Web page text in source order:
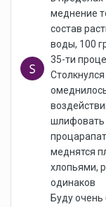
меднение
состав
воды, 100
35-ти
шлифовать
меднятся
хлопьями,
одинаков
Буду